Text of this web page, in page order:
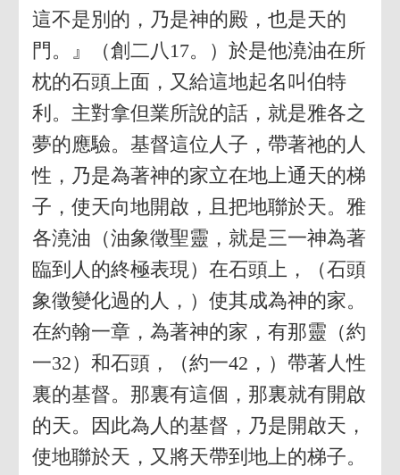
這不是別的，乃是神的殿，也是天的
門。』（創二八17。）於是他澆油在所
枕的石頭上面，又給這地起名叫伯特
利。主對拿但業所說的話，就是雅各之
夢的應驗。基督這位人子，帶著祂的人
性，乃是為著神的家立在地上通天的梯
子，使天向地開啟，且把地聯於天。雅
各澆油（油象徵聖靈，就是三一神為著
臨到人的終極表現）在石頭上，（石頭
象徵變化過的人，）使其成為神的家。
在約翰一章，為著神的家，有那靈（約
一32）和石頭，（約一42，）帶著人性
裏的基督。那裏有這個，那裏就有開啟
的天。因此為人的基督，乃是開啟天，
使地聯於天，又將天帶到地上的梯子。